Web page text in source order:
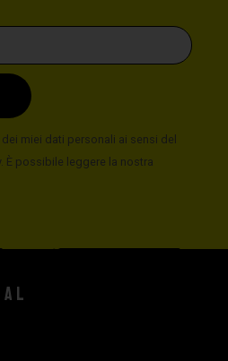
miei dati personali ai sensi del
È possibile leggere la nostra